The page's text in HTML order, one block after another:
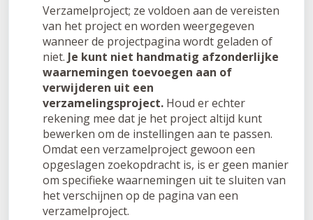
Verzamelproject; ze voldoen aan de vereisten
van het project en worden weergegeven
wanneer de projectpagina wordt geladen of
niet. Je kunt niet handmatig afzonderlijke
waarnemingen toevoegen aan of
verwijderen uit een
verzamelingsproject. Houd er echter
rekening mee dat je het project altijd kunt
bewerken om de instellingen aan te passen.
Omdat een verzamelproject gewoon een
opgeslagen zoekopdracht is, is er geen manier
om specifieke waarnemingen uit te sluiten van
het verschijnen op de pagina van een
verzamelproject.